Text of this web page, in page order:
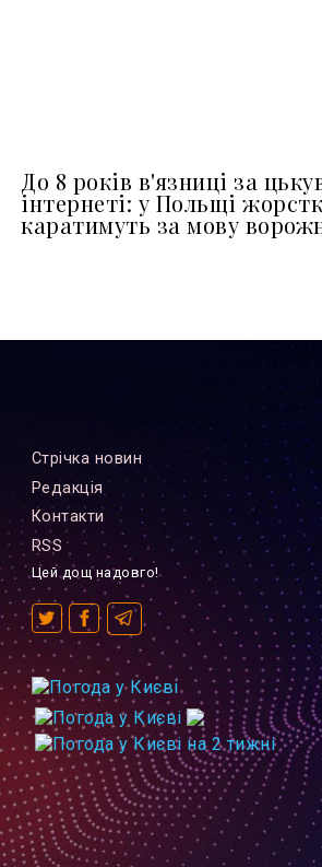
До 8 років в'язниці за
інтернеті: у Польщі
каратимуть за мову
Стрiчка новин
Редакцiя
Контакти
RSS
Цей дощ надовго!